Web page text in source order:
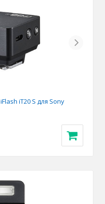
Next
iT20 S для Sony